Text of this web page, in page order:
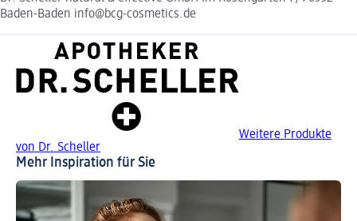
Baden-Baden info@bcg-cosmetics.de
Weitere Produkte
von Dr. Scheller
Mehr Inspiration für Sie